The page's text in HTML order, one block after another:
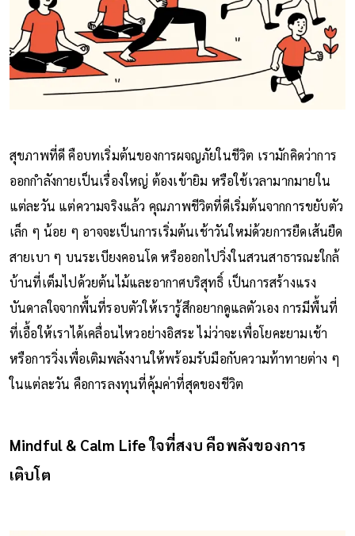
สุขภาพที่ดี คือบทเริ่มต้นของการผจญภัยในชีวิต เรามักคิดว่าการ
ออกกำลังกายเป็นเรื่องใหญ่ ต้องเข้ายิม หรือใช้เวลามากมายใน
แต่ละวัน แต่ความจริงแล้ว คุณภาพชีวิตที่ดีเริ่มต้นจากการขยับตัว
เล็ก ๆ น้อย ๆ อาจจะเป็นการเริ่มต้นเช้าวันใหม่ด้วยการยืดเส้นยืด
สายเบา ๆ บนระเบียงคอนโด หรือออกไปวิ่งในสวนสาธารณะใกล้
บ้านที่เต็มไปด้วยต้นไม้และอากาศบริสุทธิ์ เป็นการสร้างแรง
บันดาลใจจากพื้นที่รอบตัวให้เรารู้สึกอยากดูแลตัวเอง การมีพื้นที่
ที่เอื้อให้เราได้เคลื่อนไหวอย่างอิสระ ไม่ว่าจะเพื่อโยคะยามเช้า
หรือการวิ่งเพื่อเติมพลังงานให้พร้อมรับมือกับความท้าทายต่าง ๆ
ในแต่ละวัน คือการลงทุนที่คุ้มค่าที่สุดของชีวิต
Mindful & Calm Life ใจที่สงบ คือพลังของการ
เติบโต